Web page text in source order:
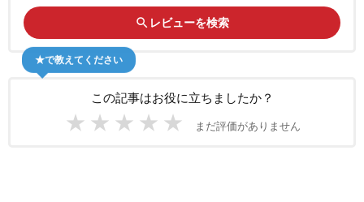
search レビューを検索
この記事はお役に立ちましたか？
★ ★ ★ ★ ★ まだ評価がありません
★で教えてください